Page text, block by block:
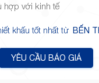
hợp với kinh tế
khấu tốt nhất từ BẾN
YÊU CẦU BÁO GIÁ